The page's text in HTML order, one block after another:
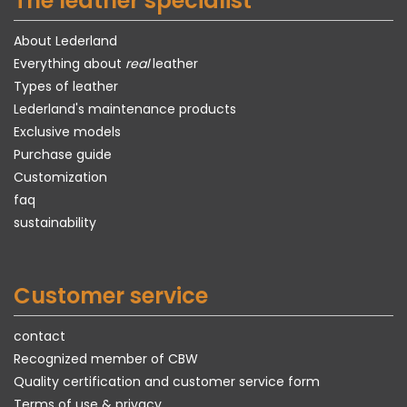
About Lederland
Everything about realleather
Types of leather
Lederland's maintenance products
Exclusive models
Purchase guide
Customization
faq
sustainability
Customer service
contact
Recognized member of CBW
Quality certification and customer service form